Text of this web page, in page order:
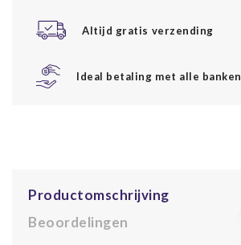
Altijd gratis verzending
Ideal betaling met alle banken
Productomschrijving
Beoordelingen